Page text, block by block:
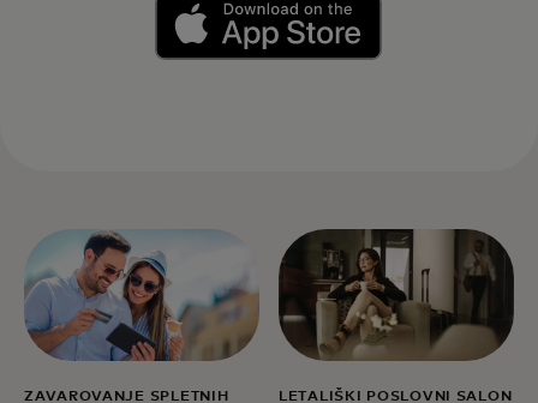
ZAVAROVANJE SPLETNIH
LETALIŠKI POSLOVNI SALON